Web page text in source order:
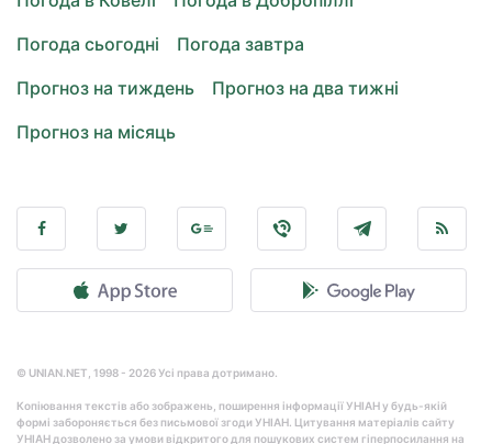
Погода сьогодні
Погода завтра
Прогноз на тиждень
Прогноз на два тижні
Прогноз на місяць
© UNIAN.NET, 1998 - 2026 Усі права дотримано.
Копіювання текстів або зображень, поширення інформації УНІАН у будь-якій
формі забороняється без письмової згоди УНІАН. Цитування матеріалів сайту
УНІАН дозволено за умови відкритого для пошукових систем гіперпосилання на